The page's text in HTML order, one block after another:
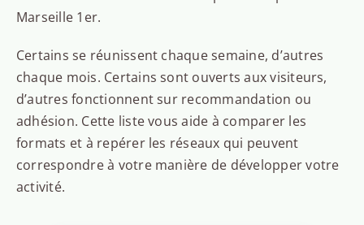
Marseille 1er.
Certains se réunissent chaque semaine, d’autres
chaque mois. Certains sont ouverts aux visiteurs,
d’autres fonctionnent sur recommandation ou
adhésion. Cette liste vous aide à comparer les
formats et à repérer les réseaux qui peuvent
correspondre à votre manière de développer votre
activité.